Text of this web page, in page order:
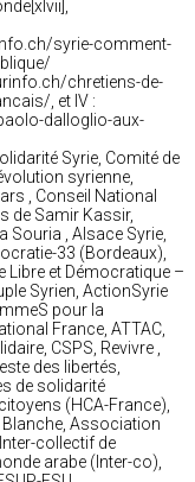
syrie-comment-
chretiens-de-
, et IV :
dalloglio-aux-
Syrie, Comité de
syrienne,
, Conseil National
de Samir Kassir,
Souria , Alsace Syrie,
33 (Bordeaux),
Libre et Démocratique –
Syrien, ActionSyrie
pour la
France, ATTAC,
CSPS, Revivre ,
des libertés,
de solidarité
(HCA-France),
Blanche, Association
collectif de
arabe (Inter-co),